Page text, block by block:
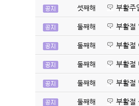
셋째해 부활주
둘째해 부활절
둘째해 부활절
둘째해 부활절
둘째해 부활절
둘째해 부활절